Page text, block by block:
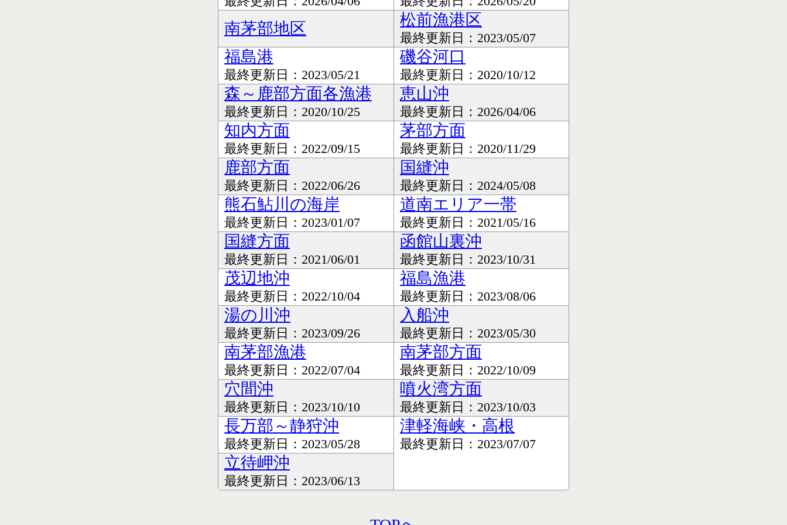
南茅部地区 松前漁港区
最終更新日：2023/05/07
福島港
最終更新日：2023/05/21
磯谷河口
最終更新日：2020/10/12
森～鹿部方面各漁港
最終更新日：2020/10/25
恵山沖
最終更新日：2026/04/06
知内方面
最終更新日：2022/09/15
茅部方面
最終更新日：2020/11/29
鹿部方面
最終更新日：2022/06/26
国縫沖
最終更新日：2024/05/08
熊石鮎川の海岸
最終更新日：2023/01/07
道南エリア一帯
最終更新日：2021/05/16
国縫方面
最終更新日：2021/06/01
函館山裏沖
最終更新日：2023/10/31
茂辺地沖
最終更新日：2022/10/04
福島漁港
最終更新日：2023/08/06
湯の川沖
最終更新日：2023/09/26
入船沖
最終更新日：2023/05/30
南茅部漁港
最終更新日：2022/07/04
南茅部方面
最終更新日：2022/10/09
穴間沖
最終更新日：2023/10/10
噴火湾方面
最終更新日：2023/10/03
長万部～静狩沖
最終更新日：2023/05/28
津軽海峡・高根
最終更新日：2023/07/07
立待岬沖
最終更新日：2023/06/13